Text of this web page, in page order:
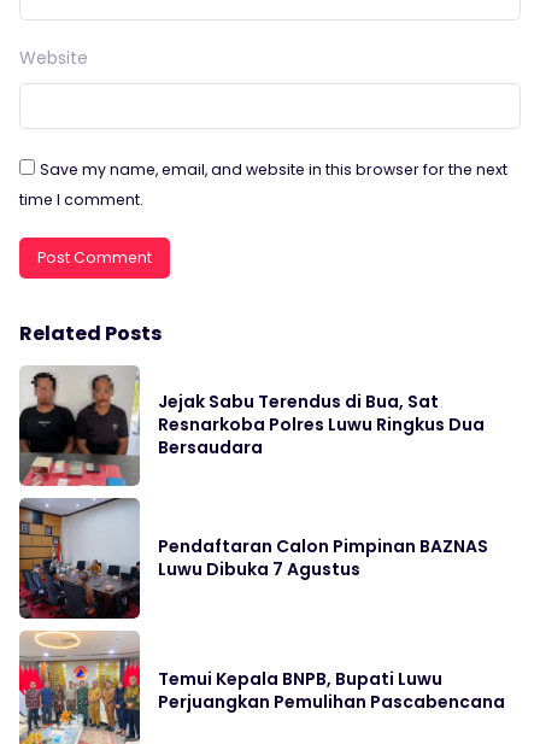
Website
Save my name, email, and website in this browser for the next
time I comment.
Related Posts
Jejak Sabu Terendus di Bua, Sat
Resnarkoba Polres Luwu Ringkus Dua
Bersaudara
Pendaftaran Calon Pimpinan BAZNAS
Luwu Dibuka 7 Agustus
Temui Kepala BNPB, Bupati Luwu
Perjuangkan Pemulihan Pascabencana